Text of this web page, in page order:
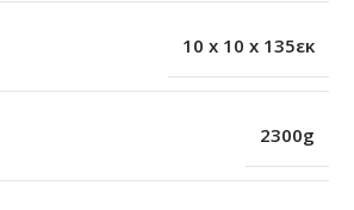
10 x 10 x 135εκ
2300g